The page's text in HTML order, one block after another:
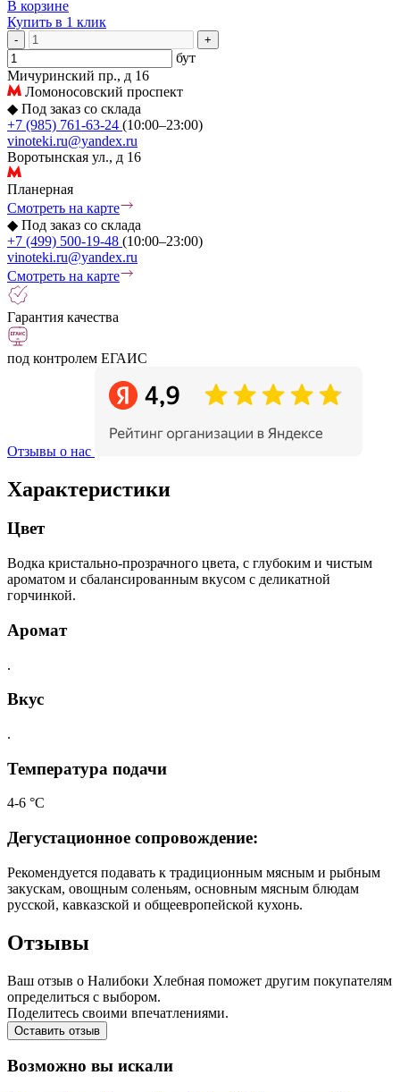
В корзине
Купить в 1 клик
- +
бут
Мичуринский пр., д 16
Ломоносовский проспект
◆ Под заказ со склада
+7 (985) 761-63-24 (10:00–23:00)
vinoteki.ru@yandex.ru
Воротынская ул., д 16
Планерная
Смотреть на карте
◆ Под заказ со склада
+7 (499) 500-19-48 (10:00–23:00)
vinoteki.ru@yandex.ru
Смотреть на карте
Гарантия качества
под контролем ЕГАИС
Отзывы о нас
Характеристики
Цвет
Водка кристально-прозрачного цвета, с глубоким и чистым
ароматом и сбалансированным вкусом с деликатной
горчинкой.
Аромат
.
Вкус
.
Температура подачи
4-6 °С
Дегустационное сопровождение:
Рекомендуется подавать к традиционным мясным и рыбным
закускам, овощным соленьям, основным мясным блюдам
русской, кавказской и общеевропейской кухонь.
Отзывы
Ваш отзыв о Налибоки Хлебная поможет другим покупателям
определиться с выбором.
Поделитесь своими впечатлениями.
Оставить отзыв
Возможно вы искали